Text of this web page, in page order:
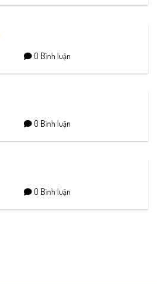
0 Bình luận
0 Bình luận
0 Bình luận